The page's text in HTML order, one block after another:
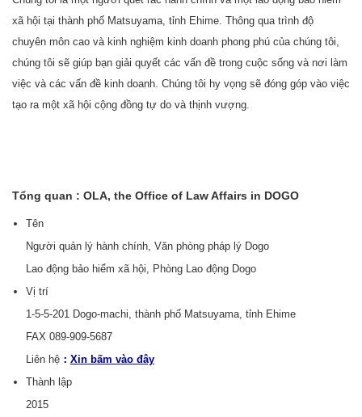
xã hội tại thành phố Matsuyama, tỉnh Ehime. Thông qua trình độ
chuyên môn cao và kinh nghiệm kinh doanh phong phú của chúng tôi,
chúng tôi sẽ giúp bạn giải quyết các vấn đề trong cuộc sống và nơi làm
việc và các vấn đề kinh doanh. Chúng tôi hy vọng sẽ đóng góp vào việc
tạo ra một xã hội cộng đồng tự do và thịnh vượng.
Tổng quan : OLA, the Office of Law Affairs in DOGO
Tên
Người quản lý hành chính, Văn phòng pháp lý Dogo
Lao động bảo hiểm xã hội, Phòng Lao động Dogo
Vị trí
1-5-5-201 Dogo-machi, thành phố Matsuyama, tỉnh Ehime
FAX 089-909-5687
Liên hệ： Xin bấm vào đây
Thành lập
2015